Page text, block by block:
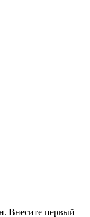
. Внесите первый